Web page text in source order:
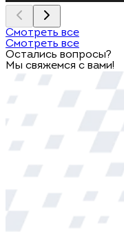
Смотреть все
Смотреть все
Остались вопросы?
Мы свяжемся с вами!